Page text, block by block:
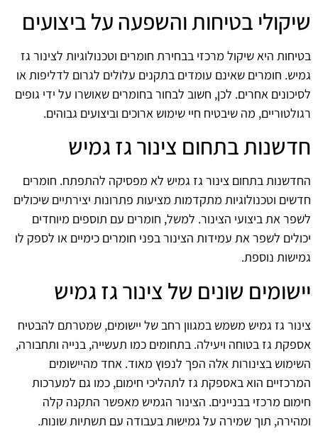
שיקולי בטיחות והשפעה על ביצועים
בטיחות היא שיקול מרכזי בבחירת חומרים וטכנולוגיות לצינור גז
גמיש. חומרים שאינם עומדים בתקנים עלולים לגרום לדליפות או
לסיכונים אחרים. לכן, חשוב לבחור בחומרים שאושרו על ידי גופים
רגולטוריים, מה שיבטיח חיי שימוש ארוכים וביצועים גבוהים.
חדשנות בתחום צינור גז גמיש
החדשנות בתחום צינור גז גמיש לא מפסיקה להתפתח. חומרים
חדשים וטכנולוגיות מתקדמות מציעות פתרונות יצירתיים שיכולים
לשפר את ביצועי הצינור. למשל, חומרים עם תוספים מיוחדים
יכולים לשפר את עמידות הצינור בפני חומרים כימיים או לספק לו
גמישות נוספת.
יישומים שונים של צינור גז גמיש
צינור גז גמיש משמש במגוון רחב של יישומים, שמטרתם להבטיח
אספקת גז בטוחה ויעילה. בתחומים כמו תעשייה, בנייה ותחבורה,
השימוש בצינורות אלה הפך לנפוץ מאוד. אחד מהיישומים
המרכזיים הוא באספקת גז לתהליכי חימום, כמו גם למערכות
חימום מרכזי בבניינים. הצינור הגמיש מאפשר התקנה קלה
ומהירה, תוך שמירה על גמישות בעבודה עם תשתיות שונות.